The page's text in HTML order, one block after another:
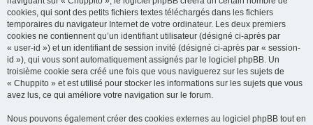
cookies, qui sont des petits fichiers textes téléchargés dans les fichiers
temporaires du navigateur Internet de votre ordinateur. Les deux premiers
cookies ne contiennent qu’un identifiant utilisateur (désigné ci-après par
« user-id ») et un identifiant de session invité (désigné ci-après par « session-
id »), qui vous sont automatiquement assignés par le logiciel phpBB. Un
troisième cookie sera créé une fois que vous naviguerez sur les sujets de
« Chuppito » et est utilisé pour stocker les informations sur les sujets que vous
avez lus, ce qui améliore votre navigation sur le forum.
Nous pouvons également créer des cookies externes au logiciel phpBB tout en